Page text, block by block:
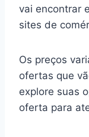
vai encontrar
sites de
Os preços
ofertas que
explore suas
oferta para